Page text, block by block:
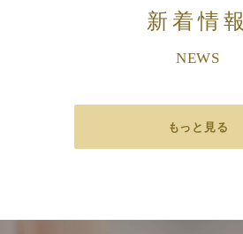
新着情報
NEWS
もっと見る